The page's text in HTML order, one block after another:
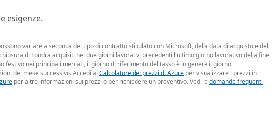
esigenze.
variare a seconda del tipo di contratto stipulato con Microsoft, della data di acquisto e del
di Londra acquisiti nei due giorni lavorativi precedenti l'ultimo giorno lavorativo della fine
festivo nei principali mercati, il giorno di riferimento del tasso è in genere il giorno
del mese successivo. Accedi al Calcolatore dei prezzi di Azure per visualizzare i prezzi in
per altre informazioni sui prezzi o per richiedere un preventivo. Vedi le domande frequenti